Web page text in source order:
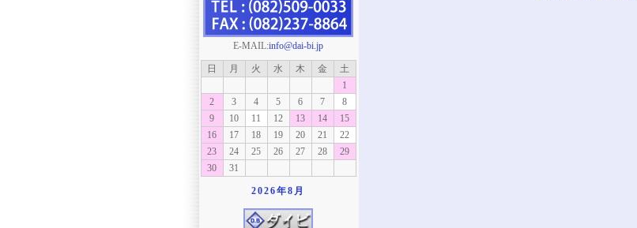
E-MAIL:info@dai-bi.jp
日 月 火 水 木 金
土
1
2
3 4 5 6 7
8
9
10 11 12 13 14
15
16
17 18 19 20 21
22
23
24 25 26 27 28
29
30
31
2026年8月